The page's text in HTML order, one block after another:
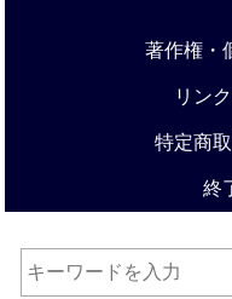
著作権・
リン
特定商
終